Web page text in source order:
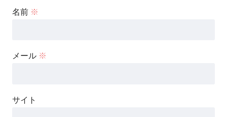
名前 ※
メール ※
サイト